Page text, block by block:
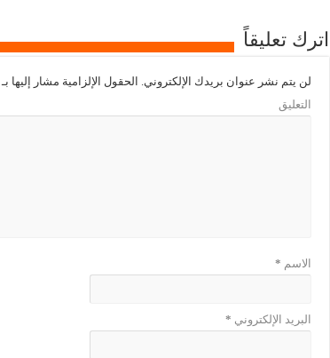
اترك تعليقاً
لن يتم نشر عنوان بريدك الإلكتروني. الحقول الإلزامية مشار إليها بـ
التعليق
الاسم *
البريد الإلكتروني *